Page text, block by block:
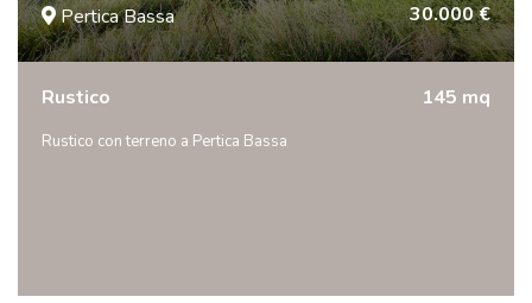
Pertica Bassa 30.000 €
Rustico 145 mq
Rustico con terreno a Pertica Bassa